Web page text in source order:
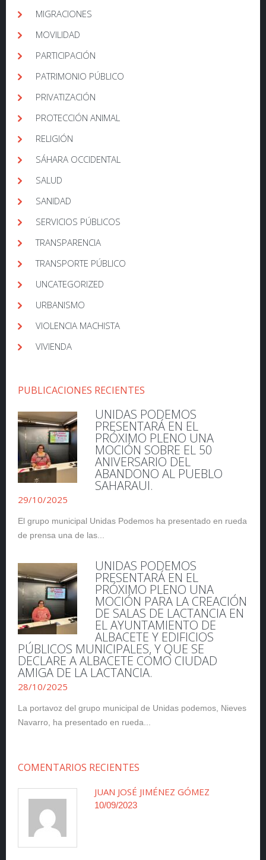
MIGRACIONES
MOVILIDAD
PARTICIPACIÓN
PATRIMONIO PÚBLICO
PRIVATIZACIÓN
PROTECCIÓN ANIMAL
RELIGIÓN
SÁHARA OCCIDENTAL
SALUD
SANIDAD
SERVICIOS PÚBLICOS
TRANSPARENCIA
TRANSPORTE PÚBLICO
UNCATEGORIZED
URBANISMO
VIOLENCIA MACHISTA
VIVIENDA
PUBLICACIONES RECIENTES
UNIDAS PODEMOS
PRESENTARÁ EN EL
PRÓXIMO PLENO UNA
MOCIÓN SOBRE EL 50
ANIVERSARIO DEL
ABANDONO AL PUEBLO
SAHARAUI.
29/10/2025
El grupo municipal Unidas Podemos ha presentado en rueda
de prensa una de las...
UNIDAS PODEMOS
PRESENTARÁ EN EL
PRÓXIMO PLENO UNA
MOCIÓN PARA LA CREACIÓN
DE SALAS DE LACTANCIA EN
EL AYUNTAMIENTO DE
ALBACETE Y EDIFICIOS
PÚBLICOS MUNICIPALES, Y QUE SE
DECLARE A ALBACETE COMO CIUDAD
AMIGA DE LA LACTANCIA.
28/10/2025
La portavoz del grupo municipal de Unidas podemos, Nieves
Navarro, ha presentado en rueda...
COMENTARIOS RECIENTES
JUAN JOSÉ JIMÉNEZ GÓMEZ
10/09/2023